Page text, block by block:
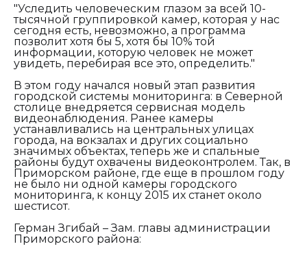
"Уследить человеческим глазом за всей 10-
тысячной группировкой камер, которая у нас
сегодня есть, невозможно, а программа
позволит хотя бы 5, хотя бы 10% той
информации, которую человек не может
увидеть, перебирая все это, определить."
В этом году начался новый этап развития
городской системы мониторинга: в Северной
столице внедряется сервисная модель
видеонаблюдения. Ранее камеры
устанавливались на центральных улицах
города, на вокзалах и других социально
значимых объектах, теперь же и спальные
районы будут охвачены видеоконтролем. Так, в
Приморском районе, где еще в прошлом году
не было ни одной камеры городского
мониторинга, к концу 2015 их станет около
шестисот.
Герман Згибай – Зам. главы администрации
Приморского района: